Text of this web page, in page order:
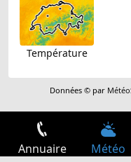
Température
Données © par
Annuaire Météo